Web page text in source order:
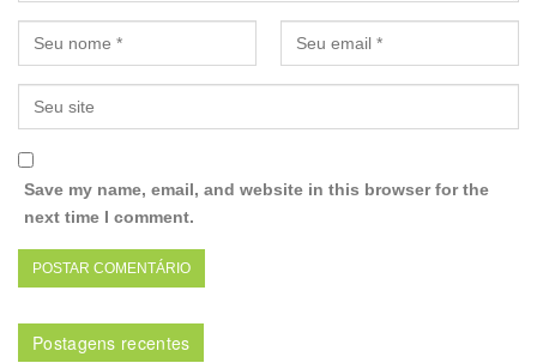
Save my name, email, and website in this browser for the
next time I comment.
Postagens recentes